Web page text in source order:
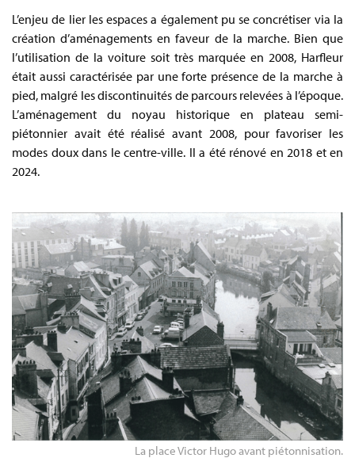
L’enjeu de lier les espaces a également pu se concrétiser via la
création d’aménagements en faveur de la marche. Bien que
l’utilisation de la voiture soit très marquée en 2008, Harfleur
était aussi caractérisée par une forte présence de la marche à
pied, malgré les discontinuités de parcours relevées à l’époque.
L’aménagement du noyau historique en plateau semi-
piétonnier avait été réalisé avant 2008, pour favoriser les
modes doux dans le centre-ville. Il a été rénové en 2018 et en
2024.
La place Victor Hugo avant piétonnisation.